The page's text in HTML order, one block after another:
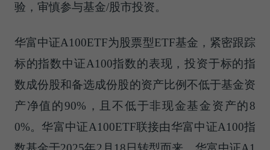
验，审慎参与基金/股市投资。
华富中证A100ETF为股票型ETF基金，紧密跟踪
标的指数中证A100指数的表现，投资于标的指
数成份股和备选成份股的资产比例不低于基金资
产净值的90%，且不低于非现金基金资产的8
0%。华富中证A100ETF联接由华富中证A100指